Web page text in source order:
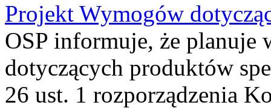
Projekt Wymogów
OSP informuje, że planuje
dotyczących produktów
26 ust. 1 rozporządzenia